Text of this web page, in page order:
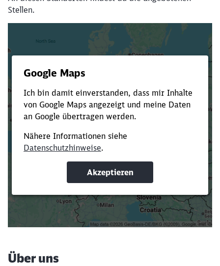
Stellen.
Verkürze die Ladezeit, indem du Suchbegriffe
oder Filter hinzufügst.
Suchbegriffe eingeben
Filter setzen
Über uns